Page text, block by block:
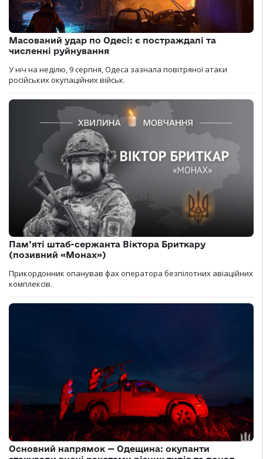
Масований удар по Одесі: є постраждалі та
численні руйнування
У ніч на неділю, 9 серпня, Одеса зазнала повітряної атаки
російських окупаційних військ.
Пам’яті штаб-сержанта Віктора Бриткару
(позивний «Монах»)
Прикордонник опанував фах оператора безпілотних авіаційних
комплексів.
Основний напрямок — Одещина: окупанти